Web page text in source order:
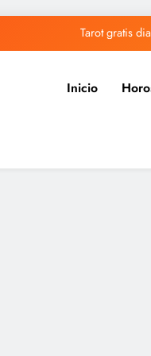
Tarot gratis
Tarot gratis
Tarot
Tarot gratis
Inicio